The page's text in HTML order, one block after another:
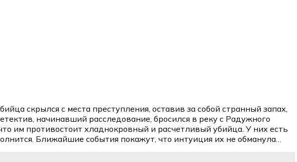
скрылся с места преступления, оставив за собой странный запах,
начинавший расследование, бросился в реку с Радужного
им противостоит хладнокровный и расчетливый убийца. У них есть
Ближайшие события покажут, что интуиция их не обманула…